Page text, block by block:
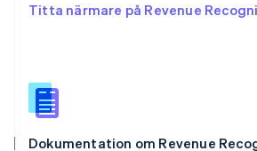
Titta närmare på Revenue
Dokumentation om Revenue
English
Español
Storbritannien
Sverige